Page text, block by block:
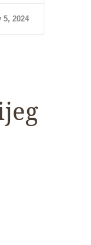
5, 2024